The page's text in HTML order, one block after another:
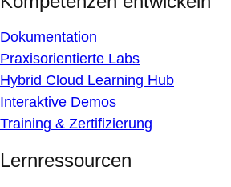
Dokumentation
Praxisorientierte Labs
Hybrid Cloud Learning Hub
Interaktive Demos
Training & Zertifizierung
Lernressourcen